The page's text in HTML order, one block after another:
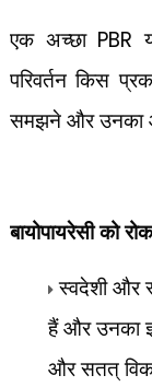
एक अच्छा PBR
परिवर्तन किस
समझने और उनका
बायोपायरेसी को
स्वदेशी और
हैं और उनका
और सतत्